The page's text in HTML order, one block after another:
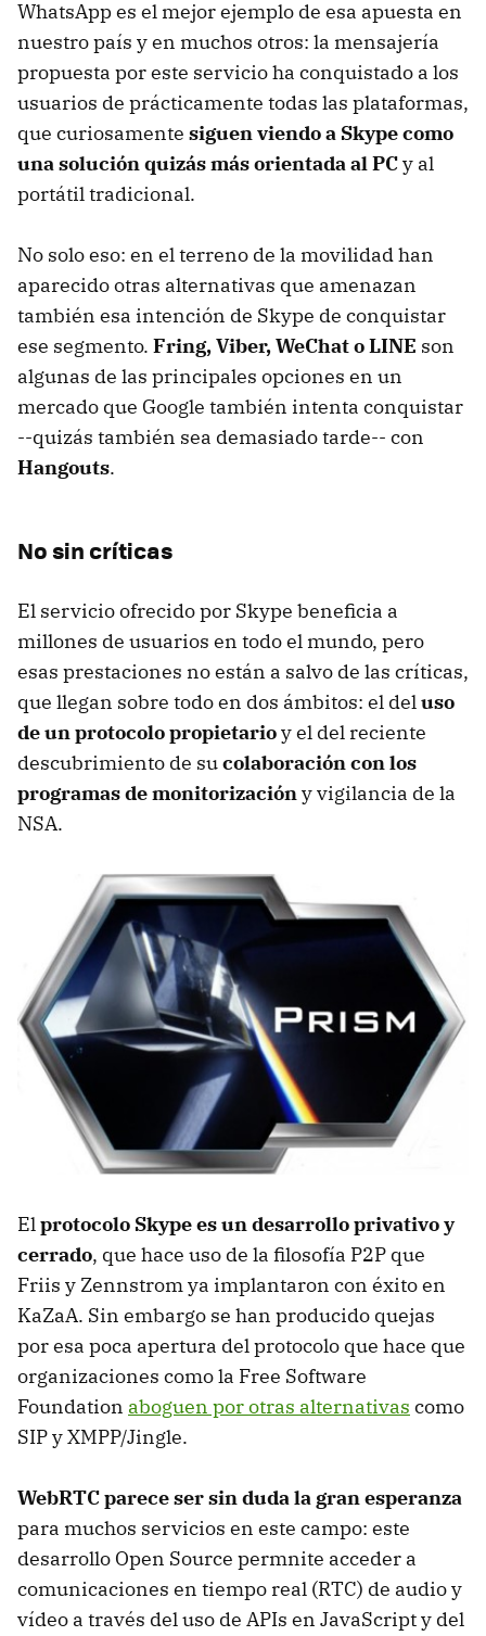
WhatsApp es el mejor ejemplo de esa apuesta en
nuestro país y en muchos otros: la mensajería
propuesta por este servicio ha conquistado a los
usuarios de prácticamente todas las plataformas,
que curiosamente siguen viendo a Skype como
una solución quizás más orientada al PCy al
portátil tradicional.
No solo eso: en el terreno de la movilidad han
aparecido otras alternativas que amenazan
también esa intención de Skype de conquistar
ese segmento. Fring, Viber, WeChat o LINE son
algunas de las principales opciones en un
mercado que Google también intenta conquistar
--quizás también sea demasiado tarde-- con
Hangouts.
No sin críticas
El servicio ofrecido por Skype beneficia a
millones de usuarios en todo el mundo, pero
esas prestaciones no están a salvo de las críticas,
que llegan sobre todo en dos ámbitos: el deluso
de un protocolo propietarioy el del reciente
descubrimiento de sucolaboración con los
programas de monitorizacióny vigilancia de la
NSA.
Elprotocolo Skype es un desarrollo privativo y
cerrado, que hace uso de la filosofía P2P que
Friis y Zennstrom ya implantaron con éxito en
KaZaA. Sin embargo se han producido quejas
por esa poca apertura del protocolo que hace que
organizaciones como la Free Software
Foundation aboguen por otras alternativas como
SIP y XMPP/Jingle.
WebRTC parece ser sin duda la gran esperanza
para muchos servicios en este campo: este
desarrollo Open Source permnite acceder a
comunicaciones en tiempo real (RTC) de audio y
vídeo a través del uso de APIs en JavaScript y del